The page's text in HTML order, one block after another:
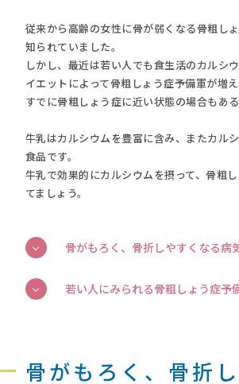
従来から高齢の女性に骨が弱くなる骨粗し
知られていました。
しかし、最近は若い人でも食生活のカルシ
イエットによって骨粗しょう症予備軍が増え
すでに骨粗しょう症に近い状態の場合もある
牛乳はカルシウムを豊富に含み、またカル
食品です。
牛乳で効果的にカルシウムを摂って、骨粗
てましょう。
骨がもろく、骨折しやすくなる病
若い人にみられる骨粗しょう症予
骨がもろく、骨折